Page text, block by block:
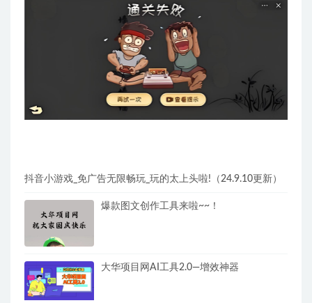
抖音小游戏_免广告无限畅玩_玩的太上头啦!（24.9.10更新）
爆款图文创作工具来啦~~！
大华项目网AI工具2.0—增效神器